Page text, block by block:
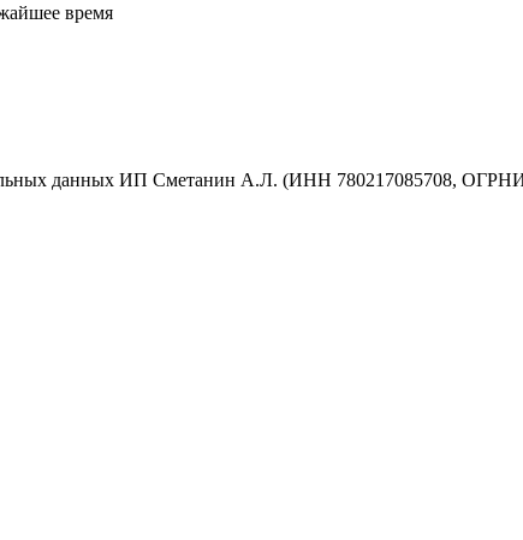
время
данных ИП Сметанин А.Л. (ИНН 780217085708,